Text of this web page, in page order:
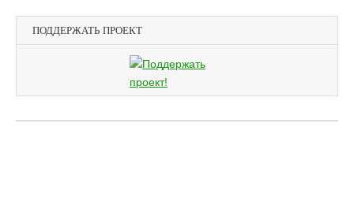
ПОДДЕРЖАТЬ ПРОЕКТ